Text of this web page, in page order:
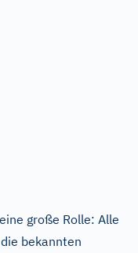
große Rolle: Alle
bekannten